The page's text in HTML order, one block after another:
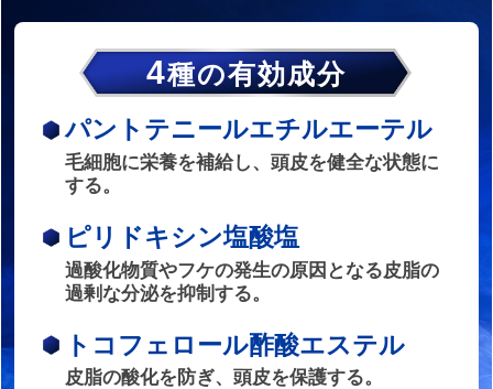
4種の有効成分
パントテニールエチルエーテル
毛細胞に栄養を補給し、頭皮を健全な状態に
する。
ピリドキシン塩酸塩
過酸化物質やフケの発生の原因となる皮脂の
過剰な分泌を抑制する。
トコフェロール酢酸エステル
皮脂の酸化を防ぎ、頭皮を保護する。